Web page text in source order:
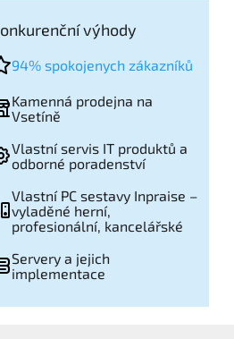
výhody
94% spokojenych zákazníků
Kamenná prodejna na
Vsetíně
Vlastní servis IT produktů a
odborné poradenství
Vlastní PC sestavy Inpraise –
vyladěné herní,
profesionální, kancelářské
Servery a jejich
implementace